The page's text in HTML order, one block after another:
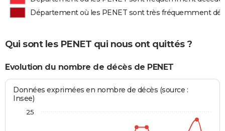
Département où les PENET sont très fréquemment
Qui sont les PENET qui nous ont quittés ?
Evolution du nombre de décès de PENET
Données exprimées en nombre de décès (source :
Insee)
25